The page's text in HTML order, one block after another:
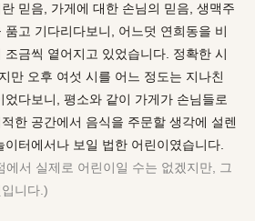
믿음, 가게에 대한 손님의 믿음, 생맥주
고 기다리다보니, 어느덧 연희동을 비
금씩 옅어지고 있었습니다. 정확한 시
만 오후 여섯 시를 어느 정도는 지나친
었다보니, 평소와 같이 가게가 손님들로
한 공간에서 음식을 주문할 생각에 설렌
이터에서나 보일 법한 어린이였습니다.
에서 실제로 어린이일 수는 없겠지만, 그
니다.)